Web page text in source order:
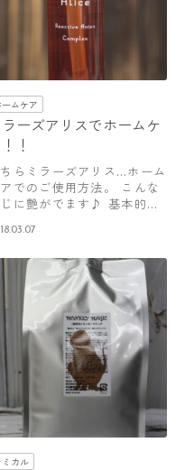
ームケア
ラーズアリスでホームケ
！
らミラーズアリス…ホーム
でのご使用方法。 こんな
に艶がでます♪ 基本的に
ミカル